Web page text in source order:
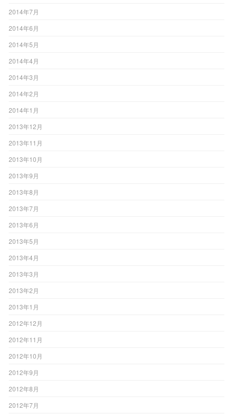
2014年7月
2014年6月
2014年5月
2014年4月
2014年3月
2014年2月
2014年1月
2013年12月
2013年11月
2013年10月
2013年9月
2013年8月
2013年7月
2013年6月
2013年5月
2013年4月
2013年3月
2013年2月
2013年1月
2012年12月
2012年11月
2012年10月
2012年9月
2012年8月
2012年7月